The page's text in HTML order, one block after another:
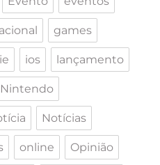
games
ios lançamento
Nintendo
Notícias
online Opinião